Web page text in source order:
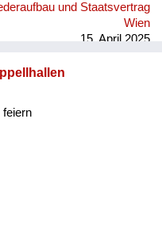
und Staatsvertrag
Wien
15. April 2025
feiern